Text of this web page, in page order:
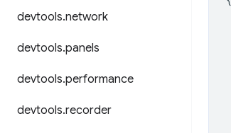
devtools.network
devtools.panels
devtools.performance
devtools.recorder